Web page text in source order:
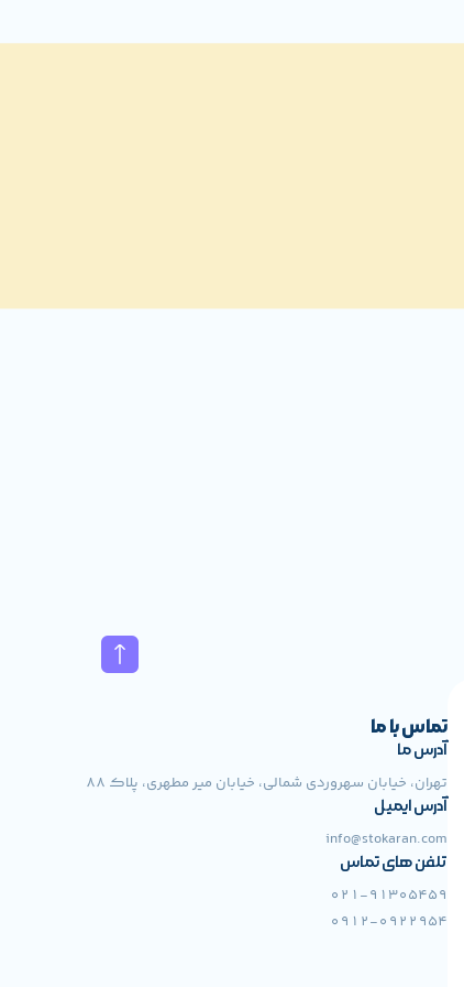
تماس با ما
آدرس ما
تهران، خیابان سهروردی شمالی، خیابان میر مطهری، پلاک 88
آدرس ایمیل
info@stokaran.com
تلفن های تماس
021-91305459
0912-0922954